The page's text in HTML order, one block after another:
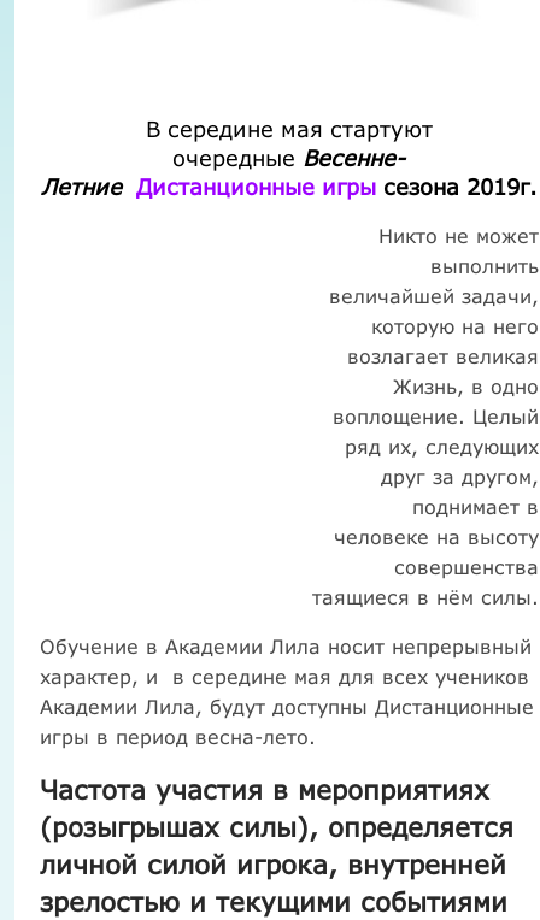
В середине мая стартуют
очередные Весенне-
Летние Дистанционные игрысезона 2019г.
Никто не может
выполнить
величайшей задачи,
которую на него
возлагает великая
Жизнь, в одно
воплощение. Целый
ряд их, следующих
друг за другом,
поднимает в
человеке на высоту
совершенства
таящиеся в нём силы.
Обучение в Академии Лила носит непрерывный
характер, и в середине мая для всех учеников
Академии Лила, будут доступны Дистанционные
игры в период весна-лето.
Частота участия в мероприятиях
(розыгрышах силы), определяется
личной силой игрока, внутренней
зрелостью и текущими событиями